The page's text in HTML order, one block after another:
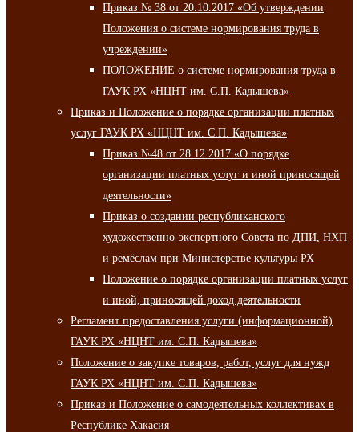
Приказ № 38 от 20.10.2017 «Об утверждении
Положения о системе нормирования труда в
учреждении»
ПОЛОЖЕНИЕ о системе нормирования труда в
ГАУК РХ «НЦНТ им. С.П. Кадышева»
Приказ и Положение о порядке организации платных
услуг ГАУК РХ «НЦНТ им. С.П. Кадышева»
Приказ №48 от 28.12.2017 «О порядке
организации платных услуг и иной приносящей
деятельности»
Приказ о создании республиканского
художественно-экспертного Совета по ДПИ, НХП
и ремёслам при Министерстве культуры РХ
Положение о порядке организации платных услуг
и иной, приносящей доход деятельности
Регламент предоставления услуги (информационной)
ГАУК РХ «НЦНТ им. С.П. Кадышева»
Положение о закупке товаров, работ, услуг для нужд
ГАУК РХ «НЦНТ им. С.П. Кадышева»
Приказ и Положение о самодеятельных коллективах в
Республике Хакасия